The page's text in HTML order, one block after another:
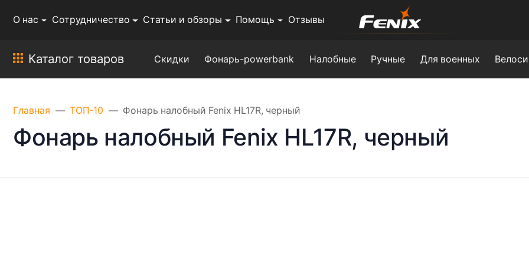
О нас Сотрудничество Статьи и обзоры Помощь Отзывы
Каталог товаров Скидки Фонарь-powerbank Налобные Ручные Для военных
Главная ТОП-10 Фонарь налобный Fenix HL17R, черный
Фонарь налобный Fenix HL17R, черный